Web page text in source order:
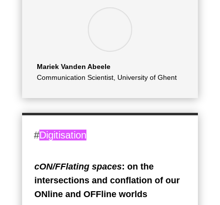
Mariek Vanden Abeele
Communication Scientist, University of Ghent
#Digitisation
cON/FFlating spaces: on the
intersections and conflation of our
ONline and OFFline worlds